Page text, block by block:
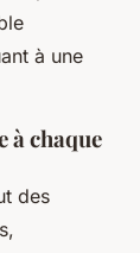
à une
à chaque
des